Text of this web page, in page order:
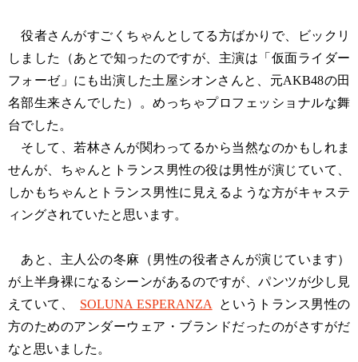
役者さんがすごくちゃんとしてる方ばかりで、ビックリ
しました（あとで知ったのですが、主演は「仮面ライダー
フォーゼ」にも出演した土屋シオンさんと、元AKB48の田
名部生来さんでした）。めっちゃプロフェッショナルな舞
台でした。
そして、若林さんが関わってるから当然なのかもしれま
せんが、ちゃんとトランス男性の役は男性が演じていて、
しかもちゃんとトランス男性に見えるような方がキャステ
ィングされていたと思います。
あと、主人公の冬麻（男性の役者さんが演じています）
が上半身裸になるシーンがあるのですが、パンツが少し見
えていて、
SOLUNA ESPERANZA
というトランス男性の
方のためのアンダーウェア・ブランドだったのがさすがだ
なと思いました。